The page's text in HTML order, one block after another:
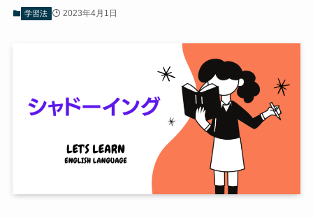
学習法 2023年4月1日